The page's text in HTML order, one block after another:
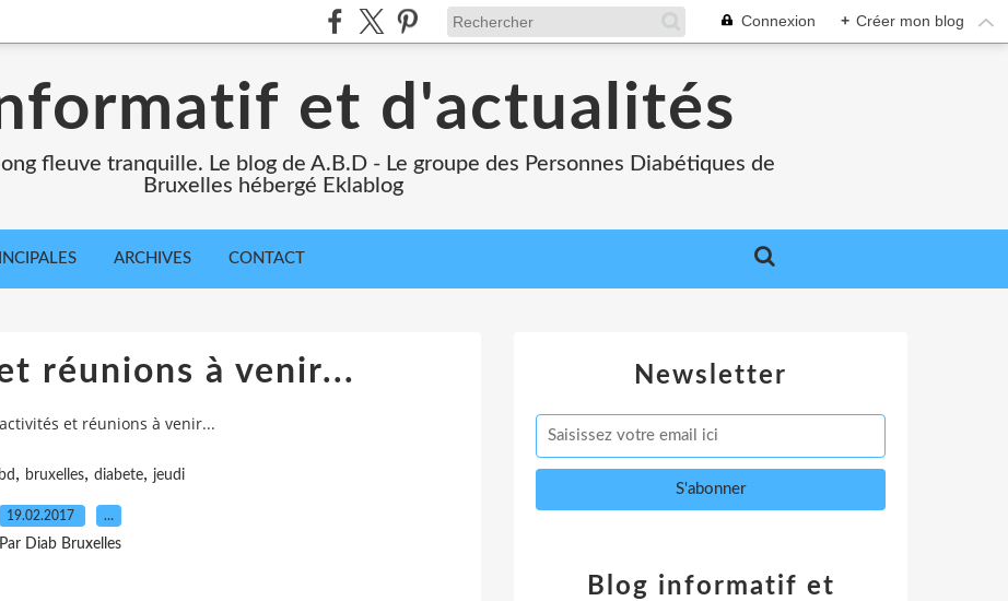
Connexion + Créer mon blog
et d'actualités
fleuve tranquille. Le blog de A.B.D - Le groupe des Personnes Diabétiques de
Bruxelles hébergé Eklablog
ARCHIVES CONTACT
réunions à venir...
et réunions à venir...
, bruxelles, diabete, jeudi
19.02.2017 …
Par Diab Bruxelles
Newsletter
Blog informatif et